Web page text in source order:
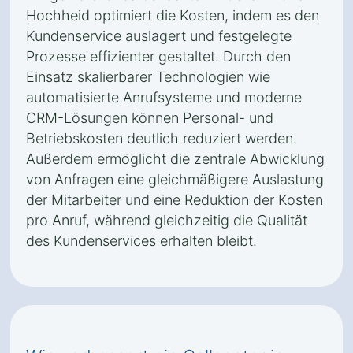
Hochheid optimiert die Kosten, indem es den
Kundenservice auslagert und festgelegte
Prozesse effizienter gestaltet. Durch den
Einsatz skalierbarer Technologien wie
automatisierte Anrufsysteme und moderne
CRM-Lösungen können Personal- und
Betriebskosten deutlich reduziert werden.
Außerdem ermöglicht die zentrale Abwicklung
von Anfragen eine gleichmäßigere Auslastung
der Mitarbeiter und eine Reduktion der Kosten
pro Anruf, während gleichzeitig die Qualität
des Kundenservices erhalten bleibt.